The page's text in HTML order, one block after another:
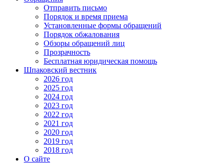
Отправить письмо
Порядок и время приема
Установленные формы обращений
Порядок обжалования
Обзоры обращений лиц
Прозрачность
Бесплатная юридическая помощь
Шпаковский вестник
2026 год
2025 год
2024 год
2023 год
2022 год
2021 год
2020 год
2019 год
2018 год
О сайте